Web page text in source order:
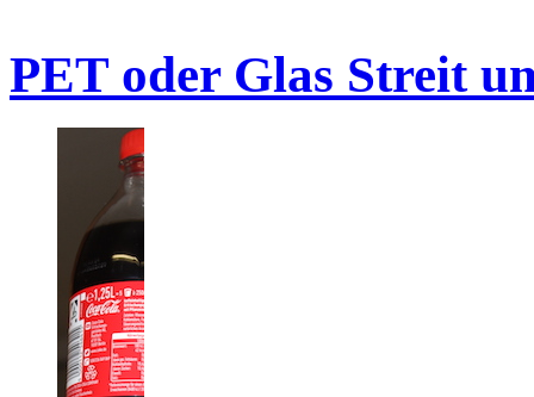
PET oder Glas Streit